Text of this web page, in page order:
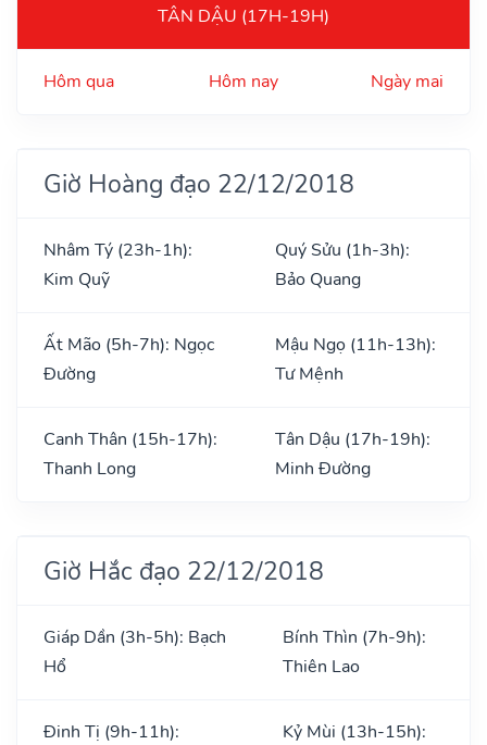
TÂN DẬU (17H-19H)
Hôm qua Hôm nay Ngày mai
Giờ Hoàng đạo 22/12/2018
Nhâm Tý (23h-1h):
Kim Quỹ
Quý Sửu (1h-3h):
Bảo Quang
Ất Mão (5h-7h): Ngọc
Đường
Mậu Ngọ (11h-13h):
Tư Mệnh
Canh Thân (15h-17h):
Thanh Long
Tân Dậu (17h-19h):
Minh Đường
Giờ Hắc đạo 22/12/2018
Giáp Dần (3h-5h): Bạch
Hổ
Bính Thìn (7h-9h):
Thiên Lao
Đinh Tị (9h-11h):
Kỷ Mùi (13h-15h):